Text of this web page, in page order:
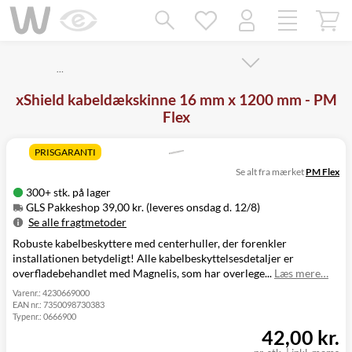
…
xShield kabeldækskinne 16 mm x 1200 mm - PM
Flex
PRISGARANTI
300+ stk. på lager
GLS Pakkeshop 39,00 kr. (leveres onsdag d. 12/8)
Se alle fragtmetoder
Metode
Pris
Leveres
GLS Pakkeshop
39,00 kr.
Onsdag d. 12/8
GLS
Hjemmelevering
GLS Erhverv
Direkte levering
Se alt fra mærket PM Flex
Robuste kabelbeskyttere med centerhuller, der forenkler
installationen betydeligt! Alle kabelbeskyttelsesdetaljer er
overfladebehandlet med Magnelis, som har overlege... Læs mere…
Varenr.: 4230669000
EAN nr.: 7350098730383
Typenr.: 0666900
42,00 kr.
Mangler chatten?
Ret samtykke!